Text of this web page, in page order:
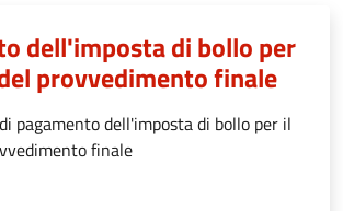
dell'imposta di bollo per
provvedimento finale
pagamento dell'imposta di bollo per il
finale